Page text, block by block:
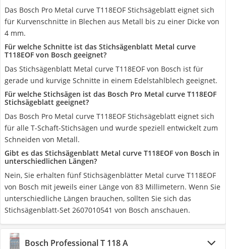
Das Bosch Pro Metal curve T118EOF Stichsägeblatt eignet sich
für Kurvenschnitte in Blechen aus Metall bis zu einer Dicke von
4 mm.
Für welche Schnitte ist das Stichsägenblatt Metal curve
T118EOF von Bosch geeignet?
Das Stichsägenblatt Metal curve T118EOF von Bosch ist für
gerade und kurvige Schnitte in einem Edelstahlblech geeignet.
Für welche Stichsägen ist das Bosch Pro Metal curve T118EOF
Stichsägeblatt geeignet?
Das Bosch Pro Metal curve T118EOF Stichsägeblatt eignet sich
für alle T-Schaft-Stichsägen und wurde speziell entwickelt zum
Schneiden von Metall.
Gibt es das Stichsägenblatt Metal curve T118EOF von Bosch in
unterschiedlichen Längen?
Nein, Sie erhalten fünf Stichsägenblätter Metal curve T118EOF
von Bosch mit jeweils einer Länge von 83 Millimetern. Wenn Sie
unterschiedliche Längen brauchen, sollten Sie sich das
Stichsägenblatt-Set 2607010541 von Bosch anschauen.
Bosch Professional T 118 A